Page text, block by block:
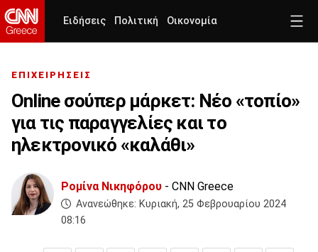
Ειδήσεις Πολιτική Οικονομία
ΕΠΙΧΕΙΡΗΣΕΙΣ
Οnline σούπερ μάρκετ: Νέο «τοπίο»
για τις παραγγελίες και το
ηλεκτρονικό «καλάθι»
Ρομίνα Νικηφόρου - CNN Greece
Ανανεώθηκε: Κυριακή, 25 Φεβρουαρίου 2024
08:16